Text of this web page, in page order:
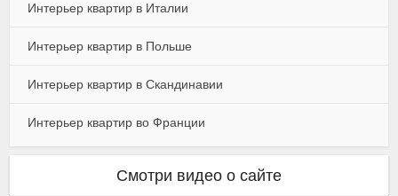
Интерьер квартир в Италии
Интерьер квартир в Польше
Интерьер квартир в Скандинавии
Интерьер квартир во Франции
Смотри видео о сайте